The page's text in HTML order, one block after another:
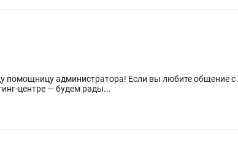
общение с людьми, умеете создавать приятную атмосферу и
центре — будем рады...